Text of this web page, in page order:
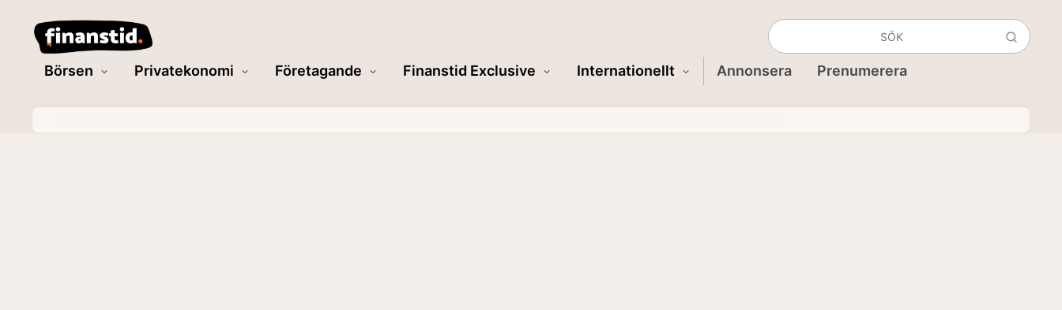
Börsen Privatekonomi Företagande Finanstid Exclusive Internationellt Annonsera Prenumerera